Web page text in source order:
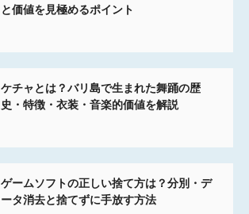
と価値を見極めるポイント
ケチャとは？バリ島で生まれた舞踊の歴
史・特徴・衣装・音楽的価値を解説
ゲームソフトの正しい捨て方は？分別・デ
ータ消去と捨てずに手放す方法